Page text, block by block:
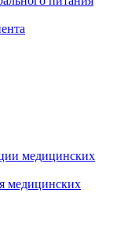
медицинских
медицинских